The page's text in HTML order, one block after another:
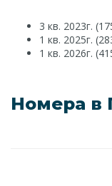
3 кв. 2023г.
1 кв. 2025г.
1 кв. 2026г.
Номера в